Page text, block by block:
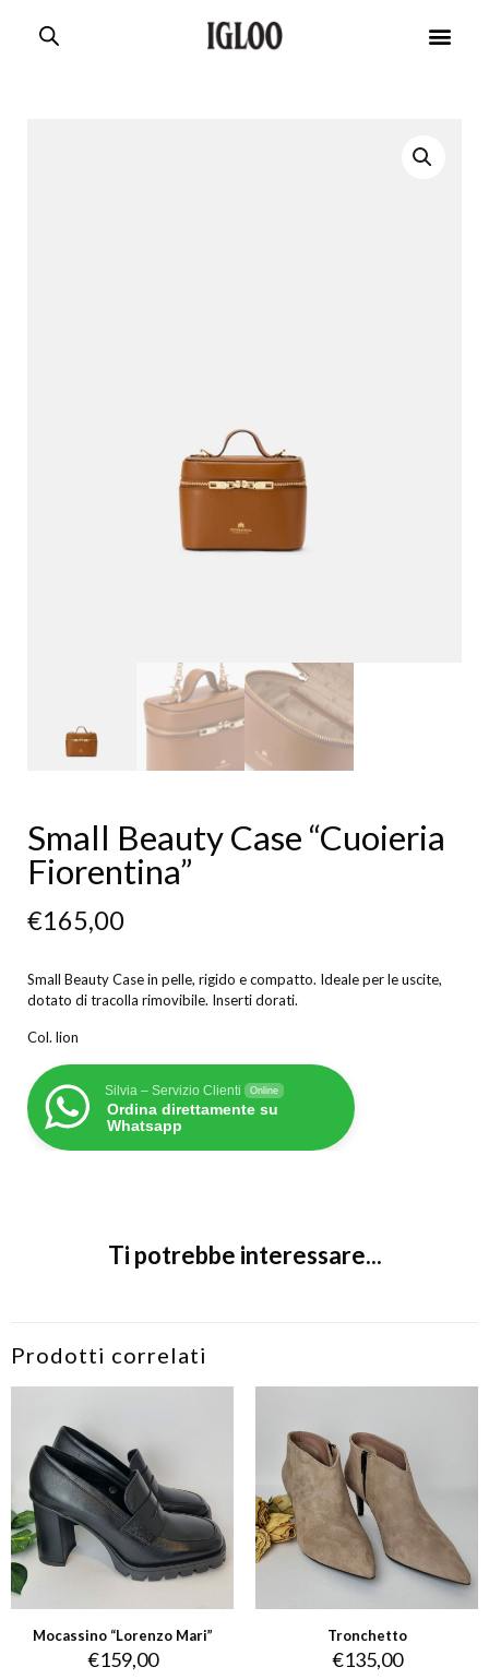
Small Beauty Case “Cuoieria
Fiorentina”
€165,00
Small Beauty Case in pelle, rigido e compatto. Ideale per le uscite,
dotato di tracolla rimovibile. Inserti dorati.
Col. lion
Silvia – Servizio Clienti Online
Ordina direttamente su
Whatsapp
Ti potrebbe interessare...
Prodotti correlati
Mocassino “Lorenzo Mari”
€159,00
Tronchetto
€135,00